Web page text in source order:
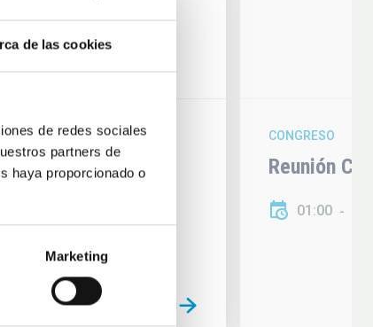
de las cookies
de redes sociales
partners de
haya proporcionado o
Marketing
14
2026
CONGRESO
Reunión
01:00